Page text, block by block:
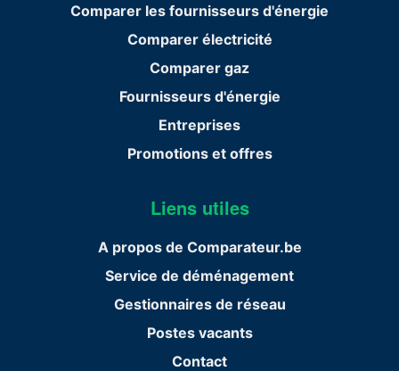
Comparer les fournisseurs d'énergie
Comparer électricité
Comparer gaz
Fournisseurs d'énergie
Entreprises
Promotions et offres
Liens utiles
A propos de Comparateur.be
Service de déménagement
Gestionnaires de réseau
Postes vacants
Contact